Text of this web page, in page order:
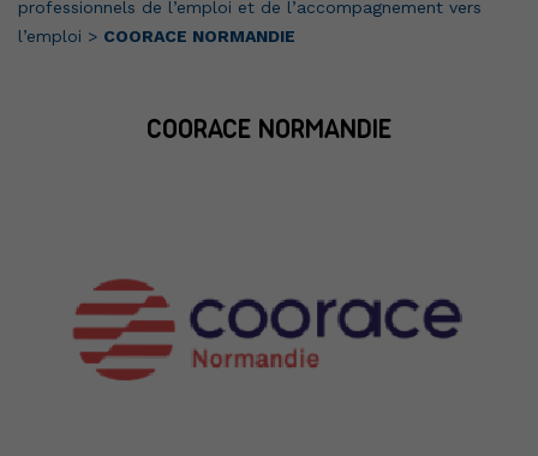
professionnels de l’emploi et de l’accompagnement vers
l’emploi > COORACE NORMANDIE
COORACE NORMANDIE